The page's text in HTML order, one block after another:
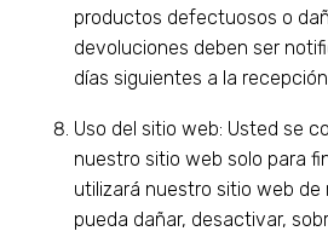
productos defectuosos o
devoluciones deben ser
días siguientes a la
Uso del sitio web: Usted se
nuestro sitio web solo para
utilizará nuestro sitio web de
pueda dañar, desactivar,